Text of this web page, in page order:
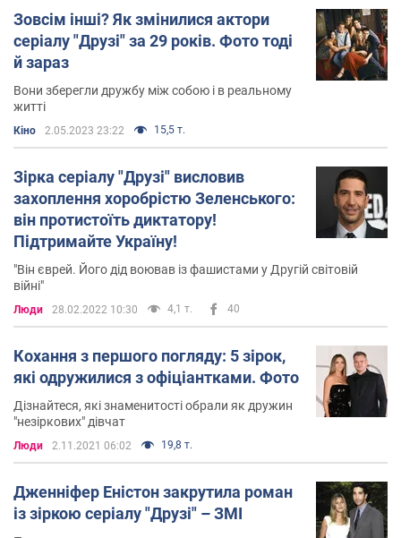
Зовсім інші? Як змінилися актори
серіалу "Друзі" за 29 років. Фото тоді
й зараз
Вони зберегли дружбу між собою і в реальному
житті
Кіно 2.05.2023 23:22 15,5 т.
Зірка серіалу "Друзі" висловив
захоплення хоробрістю Зеленського:
він протистоїть диктатору!
Підтримайте Україну!
"Він єврей. Його дід воював із фашистами у Другій світовій
війні"
Люди 28.02.2022 10:30 4,1 т. 40
Кохання з першого погляду: 5 зірок,
які одружилися з офіціантками. Фото
Дізнайтеся, які знаменитості обрали як дружин
"незіркових" дівчат
Люди 2.11.2021 06:02 19,8 т.
Дженніфер Еністон закрутила роман
із зіркою серіалу "Друзі" – ЗМІ